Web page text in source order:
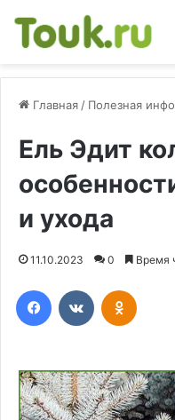
Главная / Полезная
Ель Эдит
и ухода
11.10.2023 0 Время